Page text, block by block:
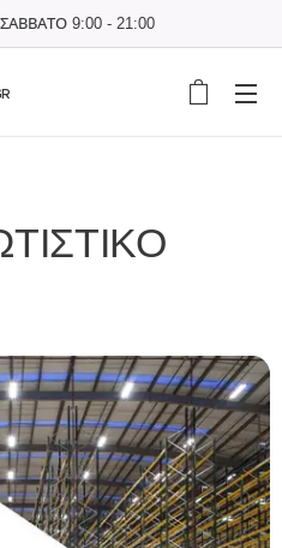
9:00 - 21:00